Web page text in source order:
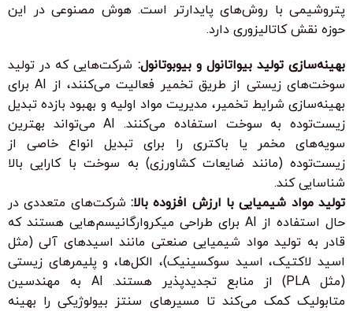
پتروشیمی با روش‌های پایدارتر است. هوش مصنوعی در این
حوزه نقش کاتالیزوری دارد.
بهینه‌سازی تولید بیواتانول و بیوبوتانول: شرکت‌هایی که در تولید
سوخت‌های زیستی از طریق تخمیر فعالیت می‌کنند، از AI برای
بهینه‌سازی شرایط تخمیر، مدیریت مواد اولیه و بهبود بازده تبدیل
زیست‌توده به سوخت استفاده می‌کنند. AI می‌تواند بهترین
سویه‌های مخمر یا باکتری را برای تبدیل انواع خاصی از
زیست‌توده (مانند ضایعات کشاورزی) به سوخت با کارایی بالا
شناسایی کند.
تولید مواد شیمیایی با ارزش افزوده بالا: شرکت‌های متعددی در
حال استفاده از AI برای طراحی میکروارگانیسم‌هایی هستند که
قادر به تولید مواد شیمیایی صنعتی مانند اسیدهای آلی (مثل
اسید لاکتیک، اسید سوکسینیک)، الکل‌ها، و پلیمرهای زیستی
(مثل PLA) از منابع تجدیدپذیر هستند. AI به مهندسین
متابولیک کمک می‌کند تا مسیرهای سنتز بیولوژیکی را بهینه